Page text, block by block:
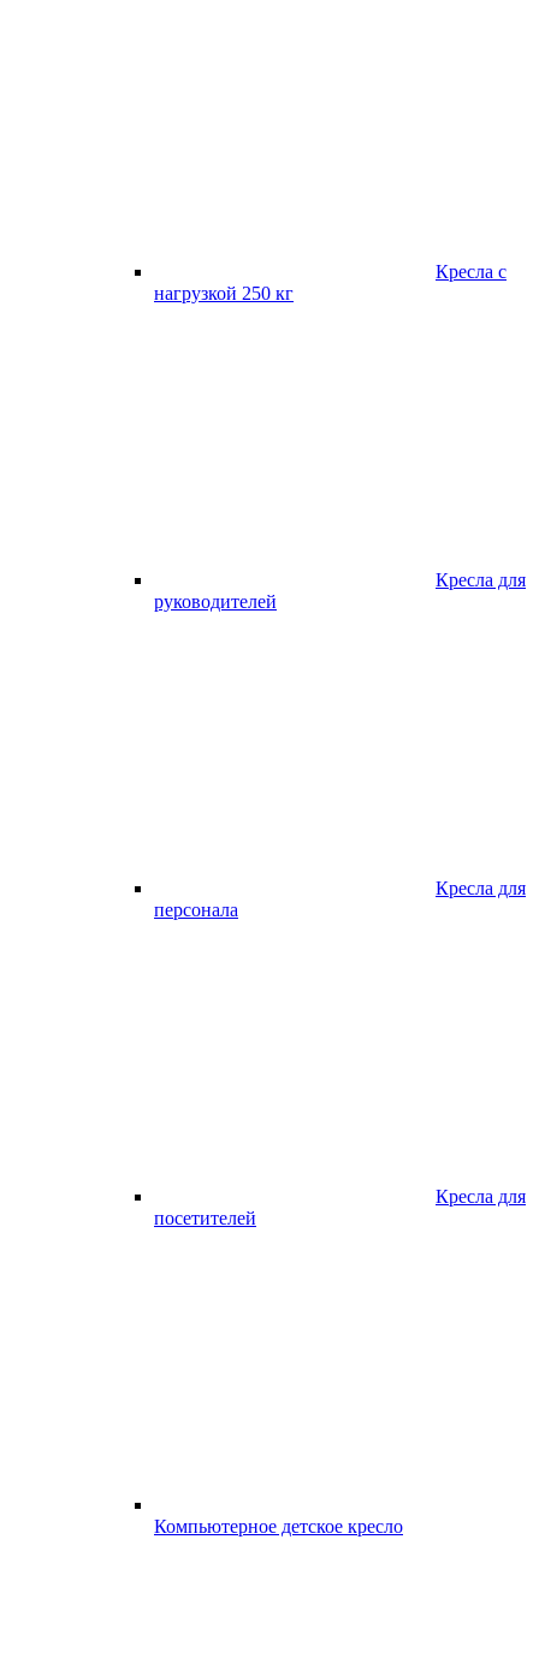
Кресла с
нагрузкой 250 кг
Кресла для
руководителей
Кресла для
персонала
Кресла для
посетителей
Компьютерное детское кресло